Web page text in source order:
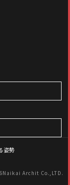
姿勢
Archit Co.,LTD.